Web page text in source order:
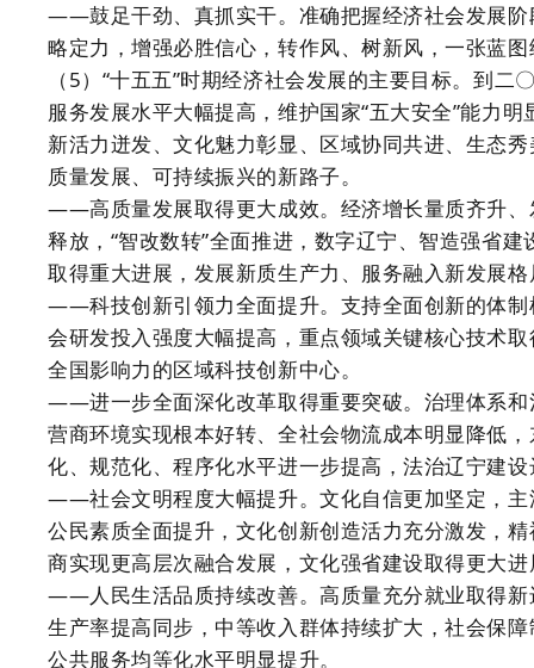
——鼓足干劲、真抓实干。准确把握经济社会发展
略定力，增强必胜信心，转作风、树新风，一张蓝
（5）“十五五”时期经济社会发展的主要目标。到
服务发展水平大幅提高，维护国家“五大安全”能力
新活力迸发、文化魅力彰显、区域协同共进、生态
质量发展、可持续振兴的新路子。
——高质量发展取得更大成效。经济增长量质齐升
释放，“智改数转”全面推进，数字辽宁、智造强省
取得重大进展，发展新质生产力、服务融入新发展
——科技创新引领力全面提升。支持全面创新的体
会研发投入强度大幅提高，重点领域关键核心技术
全国影响力的区域科技创新中心。
——进一步全面深化改革取得重要突破。治理体系
营商环境实现根本好转、全社会物流成本明显降低
化、规范化、程序化水平进一步提高，法治辽宁建
——社会文明程度大幅提升。文化自信更加坚定，
公民素质全面提升，文化创新创造活力充分激发，
商实现更高层次融合发展，文化强省建设取得更大进
——人民生活品质持续改善。高质量充分就业取得
生产率提高同步，中等收入群体持续扩大，社会保
公共服务均等化水平明显提升。